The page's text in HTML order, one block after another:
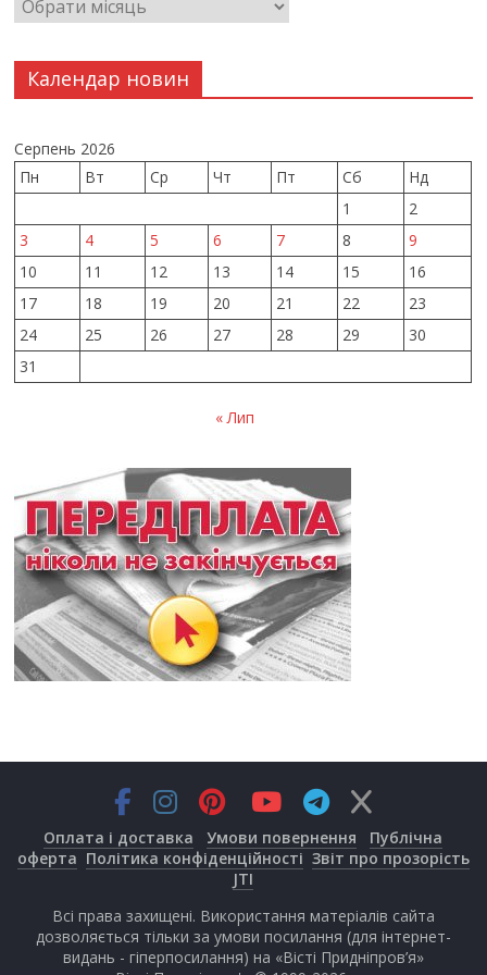
Календар новин
Серпень 2026
Пн
Вт Ср Чт Пт Сб
Нд
1
2
3
4 5 6 7 8
9
10
11 12 13 14 15
16
17
18 19 20 21 22
23
24
25 26 27 28 29
30
31
« Лип
Оплата і доставка Умови повернення
Публічна
оферта Політика конфіденційності Звіт про прозорість
JTI
Всі права захищені. Використання матеріалів сайта
дозволяється тільки за умови посилання (для інтернет-
видань - гіперпосилання) на «Вісті Придніпров’я»